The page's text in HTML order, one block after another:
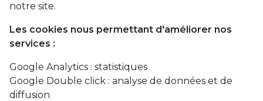
notre site.
Les cookies nous permettant d'améliorer nos
services :
Google Analytics : statistiques
Google Double click : analyse de données et de
diffusion